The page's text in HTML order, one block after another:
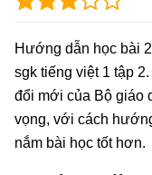
Hướng dẫn học bài
sgk tiếng việt 1 tập
đổi mới của Bộ giáo
vọng, với cách
nắm bài học tốt hơn.